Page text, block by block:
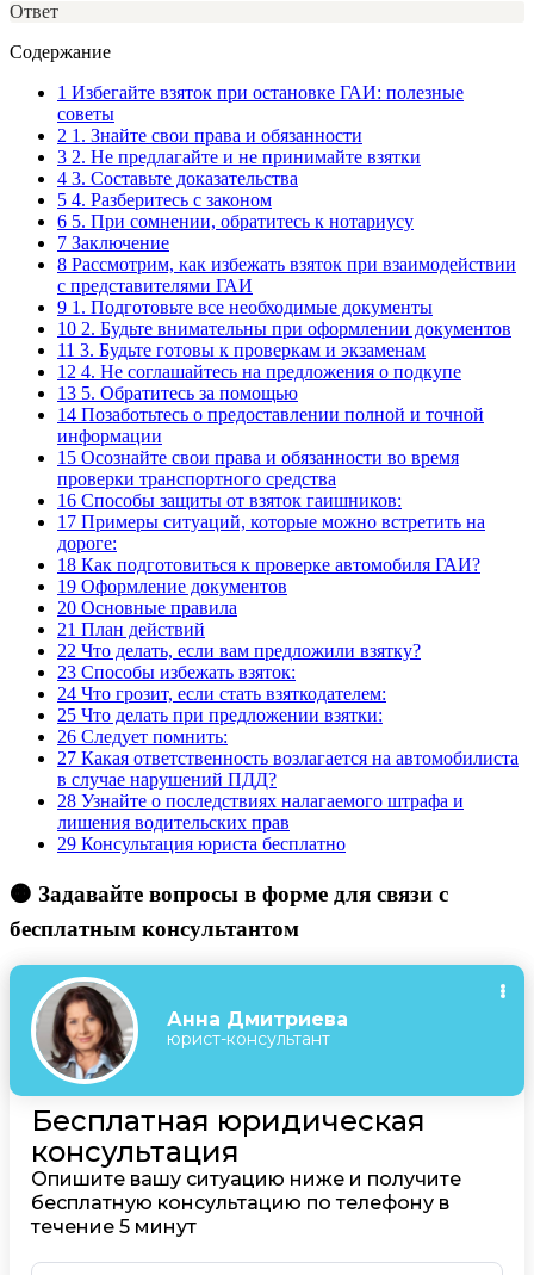
Ответ
Содержание
1 Избегайте взяток при остановке ГАИ: полезные
советы
2 1. Знайте свои права и обязанности
3 2. Не предлагайте и не принимайте взятки
4 3. Составьте доказательства
5 4. Разберитесь с законом
6 5. При сомнении, обратитесь к нотариусу
7 Заключение
8 Рассмотрим, как избежать взяток при взаимодействии
с представителями ГАИ
9 1. Подготовьте все необходимые документы
10 2. Будьте внимательны при оформлении документов
11 3. Будьте готовы к проверкам и экзаменам
12 4. Не соглашайтесь на предложения о подкупе
13 5. Обратитесь за помощью
14 Позаботьтесь о предоставлении полной и точной
информации
15 Осознайте свои права и обязанности во время
проверки транспортного средства
16 Способы защиты от взяток гаишников:
17 Примеры ситуаций, которые можно встретить на
дороге:
18 Как подготовиться к проверке автомобиля ГАИ?
19 Оформление документов
20 Основные правила
21 План действий
22 Что делать, если вам предложили взятку?
23 Способы избежать взяток:
24 Что грозит, если стать взяткодателем:
25 Что делать при предложении взятки:
26 Следует помнить:
27 Какая ответственность возлагается на автомобилиста
в случае нарушений ПДД?
28 Узнайте о последствиях налагаемого штрафа и
лишения водительских прав
29 Консультация юриста бесплатно
🟠 Задавайте вопросы в форме для связи с
бесплатным консультантом